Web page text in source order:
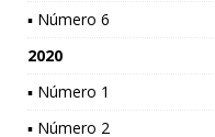
▪ Número 6
2020
▪ Número 1
▪ Número 2